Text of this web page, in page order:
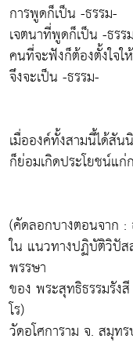
การพูดก็เป็น -ธรรม-
เจตนาที่พูดก็เป็น -ธรร
คนที่จะฟังก็ต้องตั้งใจใ
จึงจะเป็น -ธรรม-
เมื่อองค์ทั้งสามนี้ได้สั
ก็ย่อมเกิดประโยชน์แก่
(คัดลอกบางตอนจาก
ใน แนวทางปฏิบัติวิปัส
พรรษา
ของ พระสุทธิธรรมรัง
โร)
วัดอโศการาม จ. สมุท